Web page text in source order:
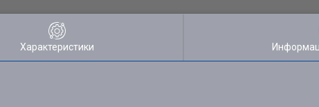
Характеристики